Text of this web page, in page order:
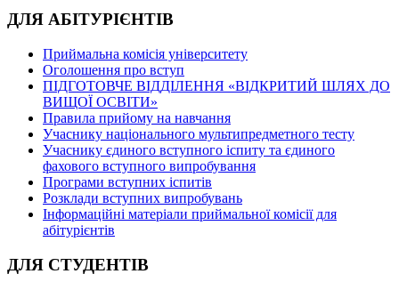
ДЛЯ АБІТУРІЄНТІВ
Приймальна комісія університету
Оголошення про вступ
ПІДГОТОВЧЕ ВІДДІЛЕННЯ «ВІДКРИТИЙ ШЛЯХ ДО
ВИЩОЇ ОСВІТИ»
Правила прийому на навчання
Учаснику національного мультипредметного тесту
Учаснику єдиного вступного іспиту та єдиного
фахового вступного випробування
Програми вступних іспитів
Розклади вступних випробувань
Інформаційні матеріали приймальної комісії для
абітурієнтів
ДЛЯ СТУДЕНТІВ